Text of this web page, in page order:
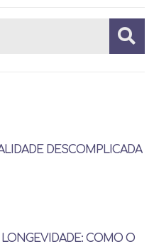
DESCOMPLICADA
COMO O